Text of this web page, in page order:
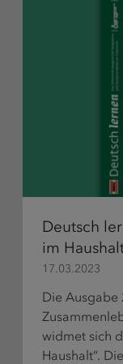
Deutsch
im
17.03.2023
Die Ausgabe
widmet sich
Haushalt“.